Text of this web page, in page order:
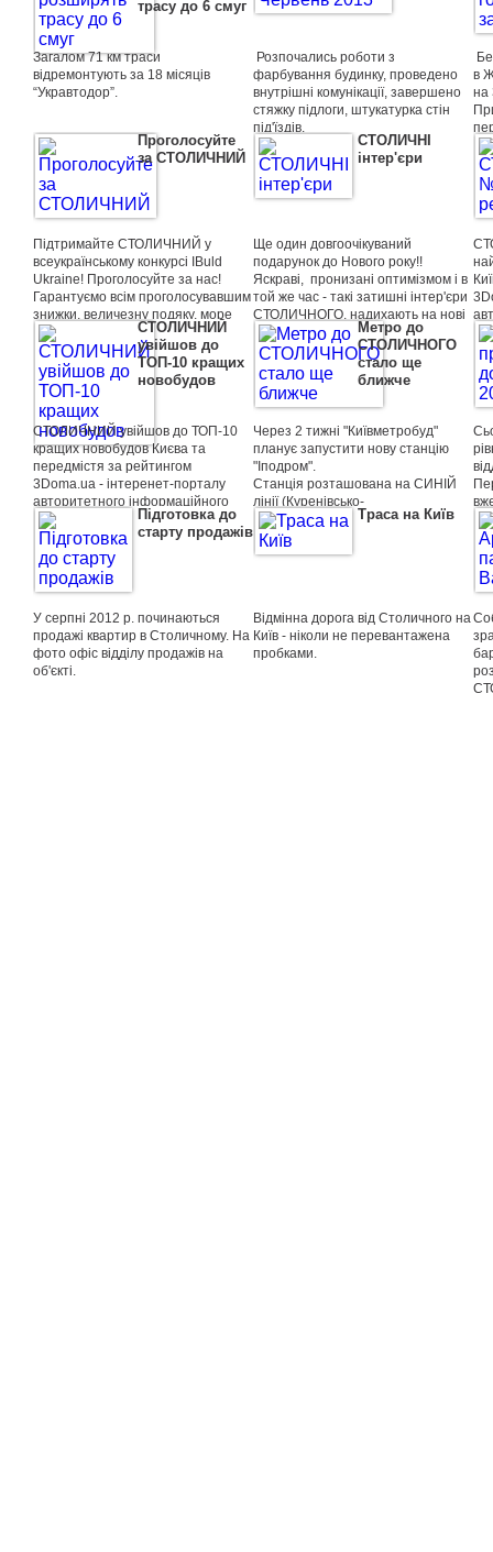
власником та погодять дату
зустрічі.
Завжди раді Вам в ЖК
СТОЛИЧНИЙ!
премію "Кращий примiський ЖК
на порталі 3doma.ua.
Проголосувати Вы можете на
порталі 3doma.ua:
http://3doma.ua/ibuild-ukraine-
2013/2086723.html#vote/
Голосуйте за кращих - Голосуйте
за ЖК Столичний!
трасу до 6 смуг
Загалом 71 км траси
відремонтують за 18 місяців
“Укравтодор”.
В найближчих планах Державного
агентства автомобільних доріг
України відремонтувати 71 км
дороги “Київ-Одеса”, вартість цих
робіт становитиме 2,26 млрд грн.
Про це сьогодні сказав на виїзній
зустрічі, яка відбулась на 13-му
кілометрі траси "Київ-Одеса",
заступник голови Державного
агентства автомобільних доріг
України Олександр Харченко,
передає кореспондент УНН.
Розпочались роботи з
фарбування будинку, проведено
внутрішні комунікації, завершено
стяжку пiдлоги, штукатурка стін
під'їздів.
в
на
Проголосуйте
за СТОЛИЧНИЙ
Підтримайте СТОЛИЧНИЙ у
всеукраїнському конкурсі IBuld
Ukraine! Проголосуйте за нас!
Гарантуємо всім проголосувавшим
знижки, величезну подяку, море
посмішок, теплі рукостистання,
гарячий чай, міцну каву! З печивом)
СТОЛИЧНI
інтер'єри
Ще один довгоочікуваний
подарунок до Нового року!!
Яскраві, пронизані оптимізмом і в
той же час - такі затишні інтер'єри
СТОЛИЧНОГО, надихають на нові
звершення у вашому житті та
гармонізують накопичені
досягнення!!)))) Ми бажаємо
щастя, тепла і любові - у вашому
будинку!!
СТОЛИЧНИЙ
увійшов до
ТОП-10 кращих
новобудов
СТОЛИЧНИЙ увійшов до ТОП-10
кращих новобудов Києва та
передмістя за рейтингом
3Doma.ua - інтеренет-порталу
авторитетного інформаційного
агентства ЛІГАБізнесІнформ.
Джерело:
http://realty.3doma.ua/news/2029867-
top_10_luchshikh_novostroek_kieva.html
Метро до
СТОЛИЧНОГО
стало ще
ближче
Через 2 тижні "Київметробуд"
планує запустити нову станцію
"Іподром".
Станція розташована на СИНІЙ
лінії (Куренівсько-
Червоноармійськїй) після станції
«Виставковий центр».
Наступною до відкриття
діставатися до метро в
середньому - 15 хвилин.
МИ ЇДЕМО ДО МЕТРО ШВИДШЕ
Підготовка до
старту продажів
У серпні 2012 р. починаються
продажі квартир в Столичному. На
фото офіс відділу продажів на
об'єкті.
Траса на Київ
Відмінна дорога від Столичного на
Київ - ніколи не перевантажена
пробками.